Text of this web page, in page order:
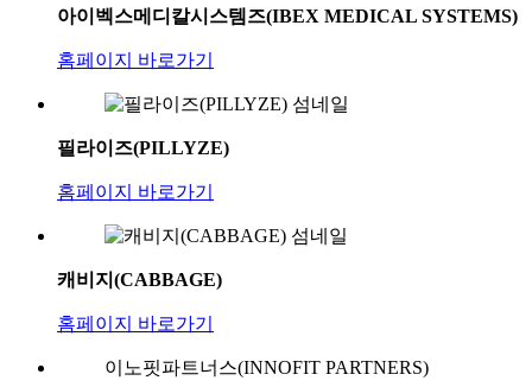
아이벡스메디칼시스템즈(IBEX MEDICAL SYSTEMS)
홈페이지 바로가기
필라이즈(PILLYZE)
홈페이지 바로가기
캐비지(CABBAGE)
홈페이지 바로가기
이노핏파트너스(INNOFIT PARTNERS)